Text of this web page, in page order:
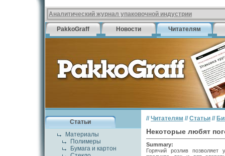
Аналитический журнал упаковочной индустрии
PakkoGraff Новости Читателям
Статьи
Материалы
Полимеры
Бумага и картон
// Читателям // Статьи //
Некоторые любят
Summary:
Горячий розлив позволяет